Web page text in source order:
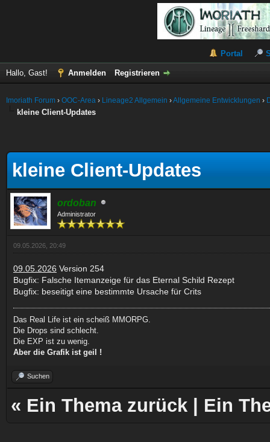
Portal
Hallo, Gast! Anmelden Registrieren
Imoriath Forum › OOC-Area › Lineage2 Allgemein ›Allgemeine Entwicklungen ›
kleine Client-Updates
kleine Client-Updates
ordoban
Administrator
09.05.2026, 20:49
09.05.2026 Version 254
Bugfix: Falsche Itemanzeige für das Eternal Schild Rezept
Bugfix: beseitigt eine bestimmte Ursache für Crits
Das Real Life ist ein scheiß MMORPG.
Die Drops sind schlecht.
Die EXP ist zu wenig.
Aber die Grafik ist geil !
Suchen
« Ein Thema zurück Ein